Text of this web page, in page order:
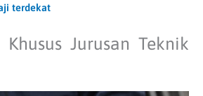
terdekat
Jurusan Teknik